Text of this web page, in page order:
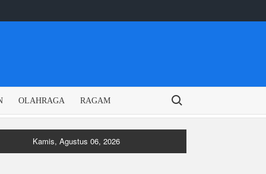
OLAHRAGA RAGAM Search for:
Kamis, Agustus 06, 2026